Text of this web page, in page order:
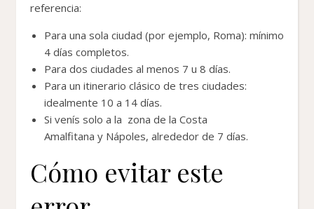
referencia:
Para una sola ciudad (por ejemplo, Roma): mínimo
4 días completos.
Para dos ciudades al menos 7 u 8 días.
Para un itinerario clásico de tres ciudades:
idealmente 10 a 14 días.
Si venís solo a la zona de la Costa
Amalfitana y Nápoles, alrededor de 7 días.
Cómo evitar este